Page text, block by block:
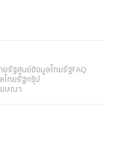
ยรัฐศูนย์ข้อมูลไทยรัฐFAQ
ไทยรัฐกรุ๊ป
ฆษณา